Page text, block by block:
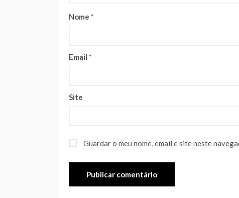
Nome *
Email *
Site
Guardar o meu nome, email e site neste